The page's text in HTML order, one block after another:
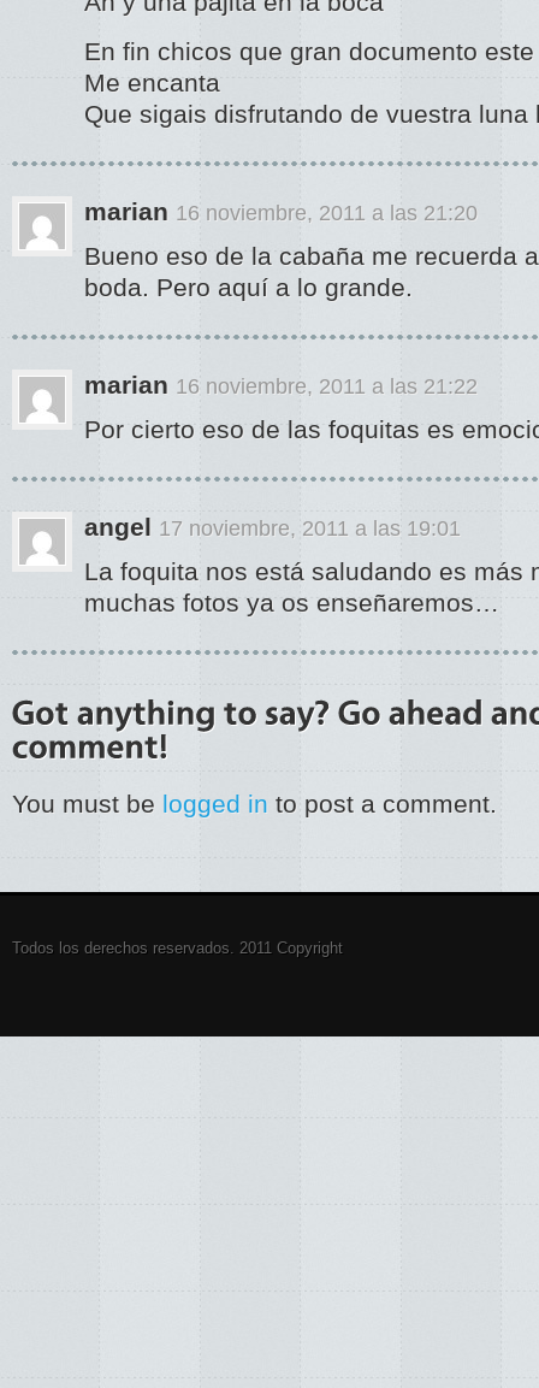
En fin chicos que gran documento
Me encanta
Que sigais disfrutando de vuestra luna
marian 16 noviembre, 2011 a las 21:20
Bueno eso de la cabaña me recuerda
boda. Pero aquí a lo grande.
marian 16 noviembre, 2011 a las 21:22
Por cierto eso de las foquitas es
angel 17 noviembre, 2011 a las 19:01
La foquita nos está saludando es
muchas fotos ya os enseñaremos…
You must be logged in to post a comment.
Todos los derechos reservados. 2011 Copyright